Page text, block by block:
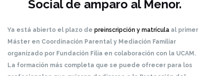
Social de amparo al Menor.
Ya está abierto el plazo de preinscripción y matrícula al primer
Máster en Coordinación Parental y Mediación Familiar
organizado por Fundación Filia en colaboración con la UCAM.
La formación más completa que se puede ofrecer para los